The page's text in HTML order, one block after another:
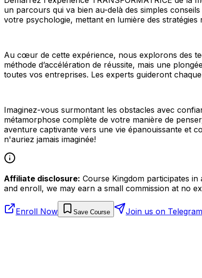
un parcours qui va bien au-delà des simples
votre psychologie, mettant en lumière des
Au cœur de cette expérience, nous explorons des
méthode d’accélération de réussite, mais une
toutes vos entreprises. Les experts guideront
Imaginez-vous surmontant les obstacles avec
métamorphose complète de votre manière de
aventure captivante vers une vie épanouissante et
n'auriez jamais imaginée!
Affiliate disclosure: Course Kingdom participates
and enroll, we may earn a small commission at no
Enroll Now Save Course Join us on Telegram